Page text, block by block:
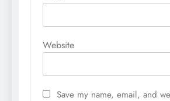
Website
Save my name, email, and